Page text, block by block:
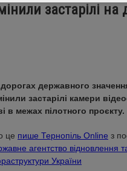
застарілі на
державного
застарілі камери
в межах пілотного проєкту.
це пише Тернопіль Online з
агентство відновлення
України